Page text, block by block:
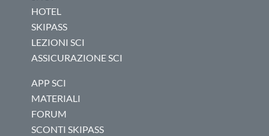
HOTEL
SKIPASS
LEZIONI SCI
ASSICURAZIONE SCI
APP SCI
MATERIALI
FORUM
SCONTI SKIPASS